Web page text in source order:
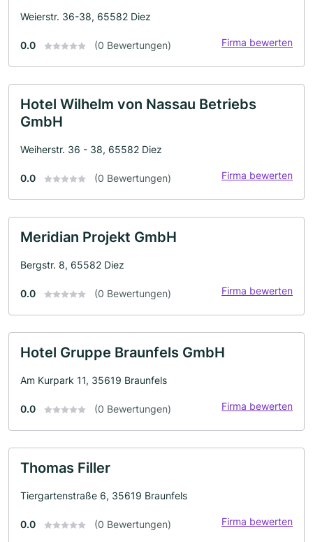
Weierstr. 36-38, 65582 Diez
0.0 (0 Bewertungen) Firma bewerten
Hotel Wilhelm von Nassau Betriebs
GmbH
Weiherstr. 36 - 38, 65582 Diez
0.0 (0 Bewertungen) Firma bewerten
Meridian Projekt GmbH
Bergstr. 8, 65582 Diez
0.0 (0 Bewertungen) Firma bewerten
Hotel Gruppe Braunfels GmbH
Am Kurpark 11, 35619 Braunfels
0.0 (0 Bewertungen) Firma bewerten
Thomas Filler
Tiergartenstraße 6, 35619 Braunfels
0.0 (0 Bewertungen) Firma bewerten